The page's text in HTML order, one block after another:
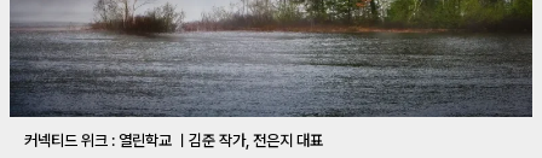
커넥티드 위크 : 열린학교 ㅣ김준 작가, 전은지 대표